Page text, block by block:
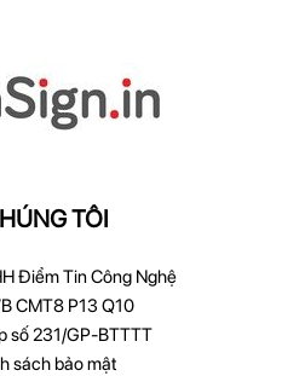
TÔI
Điểm Tin Công Nghệ
CMT8 P13 Q10
số 231/GP-BTTTT
sách bảo mật